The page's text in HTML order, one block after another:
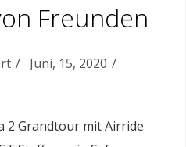
Freunden
für
Freunden
Juni, 15, 2020
2 Grandtour mit Airride